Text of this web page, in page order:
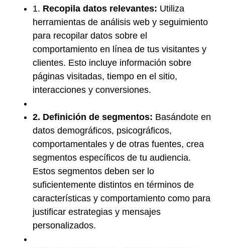
1. Recopila datos relevantes: Utiliza
herramientas de análisis web y seguimiento
para recopilar datos sobre el
comportamiento en línea de tus visitantes y
clientes. Esto incluye información sobre
páginas visitadas, tiempo en el sitio,
interacciones y conversiones.
2. Definición de segmentos: Basándote en
datos demográficos, psicográficos,
comportamentales y de otras fuentes, crea
segmentos específicos de tu audiencia.
Estos segmentos deben ser lo
suficientemente distintos en términos de
características y comportamiento como para
justificar estrategias y mensajes
personalizados.